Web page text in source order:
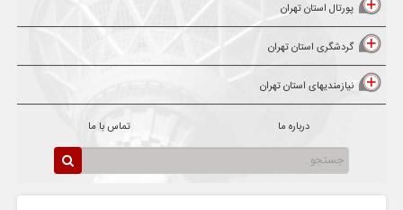
پورتال استان تهران
گردشگری استان تهران
نیازمندیهای استان تهران
درباره ما تماس با ما